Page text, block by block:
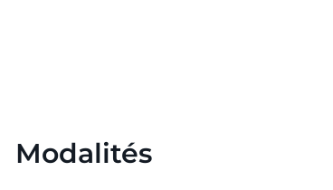
Modalités